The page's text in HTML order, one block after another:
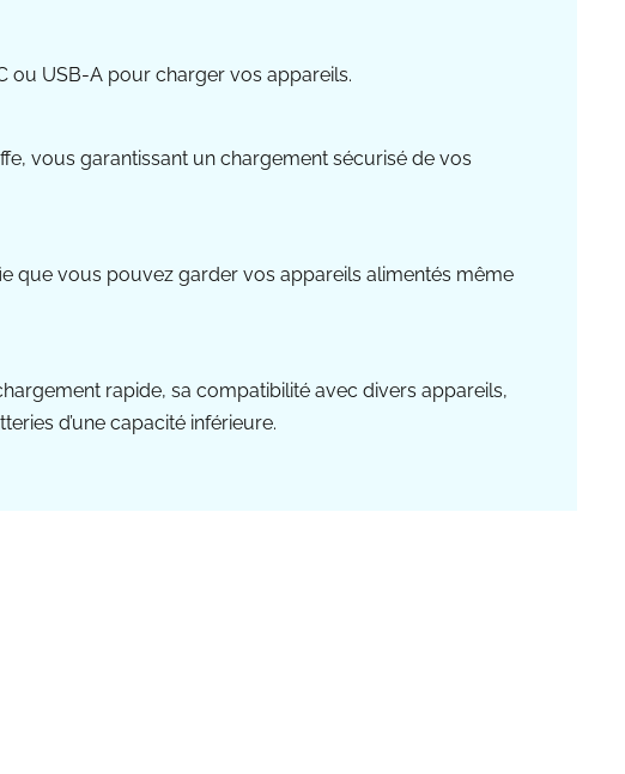
ou USB-A pour charger vos appareils.
vous garantissant un chargement sécurisé de vos
que vous pouvez garder vos appareils alimentés même
rapide, sa compatibilité avec divers appareils,
d’une capacité inférieure.